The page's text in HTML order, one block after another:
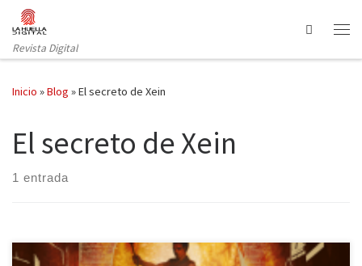
Saltar al contenido
Revista Digital
Search
Inicio »Blog »El secreto de Xein
El secreto de Xein
1 entrada